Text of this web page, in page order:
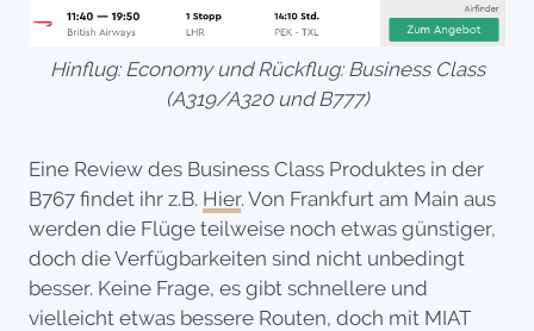
Hinflug: Economy und Rückflug: Business Class
(A319/A320 und B777)
Eine Review des Business Class Produktes in der
B767 findet ihr z.B. Hier. Von Frankfurt am Main aus
werden die Flüge teilweise noch etwas günstiger,
doch die Verfügbarkeiten sind nicht unbedingt
besser. Keine Frage, es gibt schnellere und
vielleicht etwas bessere Routen, doch mit MIAT